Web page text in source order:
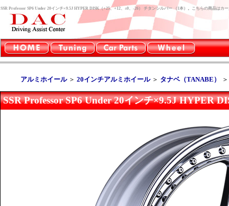
SSR Professor SP6 Under 20インチ×9.5J HYPER DISK（+25、+12、±0、-26） チタンシルバー （1本）。こちらの商品はカ
アルミホイール＞ 20インチアルミホイール＞ タナベ（TANABE）
SSR Professor SP6 Under 20インチ×9.5J HYPER